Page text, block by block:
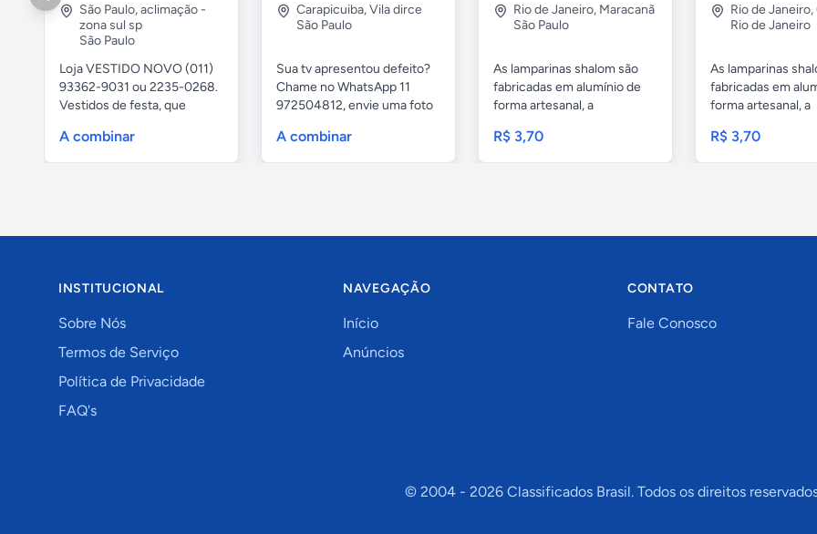
São Paulo,aclimação -
zona sul sp
São Paulo
Loja VESTIDO NOVO (011)
93362-9031 ou 2235-0268.
Vestidos de festa, que
A combinar
Carapicuiba,Vila dirce
São Paulo
Sua tv apresentou defeito?
Chame no WhatsApp 11
972504812, envie uma foto
A combinar
Rio de Janeiro, Maracanã
São Paulo
As lamparinas shalom são
fabricadas em alumínio de
forma artesanal, a
R$ 3,70
Rio de Janeiro,
Rio de Janeiro
As lamparinas
fabricadas em
forma artesanal, a
R$ 3,70
INSTITUCIONAL
Sobre Nós
Termos de Serviço
Política de Privacidade
FAQ's
NAVEGAÇÃO
Início
Anúncios
CONTATO
Fale Conosco
© 2004 - 2026Classificados Brasil. Todos os direitos